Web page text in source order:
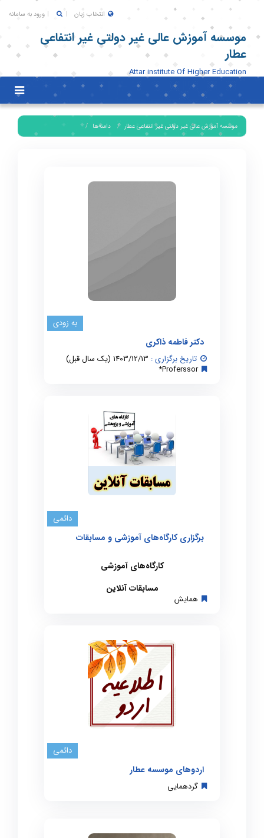
انتخاب زبان ورود به سامانه
موسسه آموزش عالی غیر دولتی غیر انتفاعی
عطار
Attar institute Of Higher Education
Toggle
موسسه آموزش عالی غیر دولتی غیر انتفاعی عطار دامنه‌ها
به زودی
دکتر فاطمه ذاکری
تاریخ برگزاری :
Proferssor*
دائمی
برگزاری کارگاه‌های آموزشی و مسابقات
کارگاه‌های آموزشی
مسابقات آنلاین
همایش
دائمی
اردوهای موسسه عطار
گردهمایی